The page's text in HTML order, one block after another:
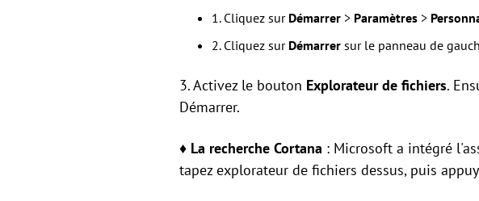
1. Cliquez sur Démarrer > Paramètres >
2. Cliquez sur Démarrer sur le panneau de
3. Activez le bouton Explorateur de fichiers.
Démarrer.
♦ La recherche Cortana : Microsoft a intégré
tapez explorateur de fichiers dessus, puis